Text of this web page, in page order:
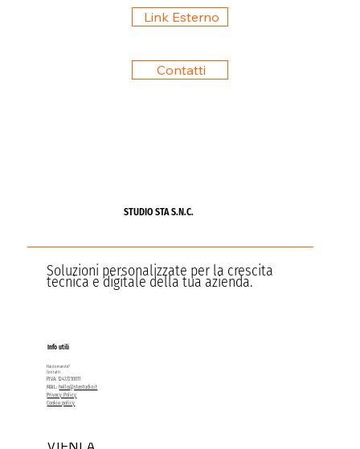
Link Esterno
Contatti
STUDIO STA S.N.C.
Soluzioni personalizzate per la crescita
tecnica e digitale della tua azienda.
Hai domande?
Contatti
P.IVA: 12437210011
MAIL: hello@stastudio.it
Privacy Policy
Cookie policy
Info utili